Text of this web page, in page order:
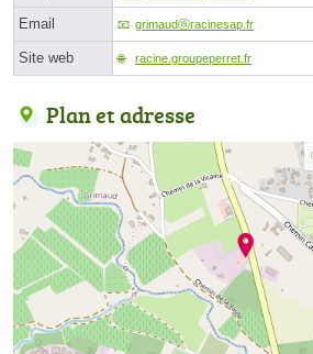
Email grimaudⓐracinesap.fr
Site web racine.groupeperret.fr
Plan et adresse